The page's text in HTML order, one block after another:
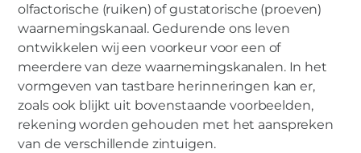
olfactorische (ruiken) of gustatorische (proeven)
waarnemingskanaal. Gedurende ons leven
ontwikkelen wij een voorkeur voor een of
meerdere van deze waarnemingskanalen. In het
vormgeven van tastbare herinneringen kan er,
zoals ook blijkt uit bovenstaande voorbeelden,
rekening worden gehouden met het aanspreken
van de verschillende zintuigen.